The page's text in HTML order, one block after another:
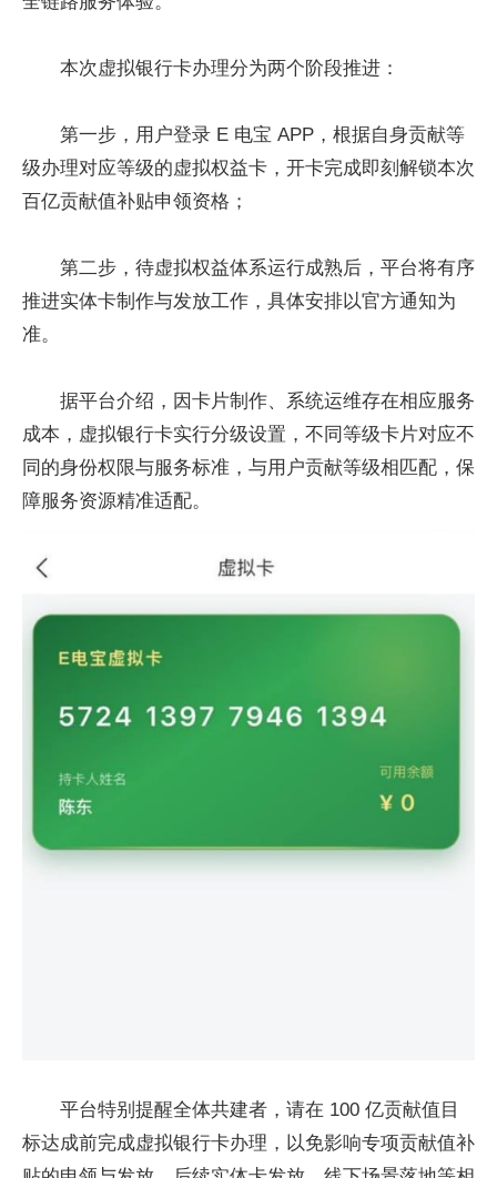
本次虚拟银行卡办理分为两个阶段推进：
第一步，用户登录 E 电宝 APP，根据自身贡献等
级办理对应等级的虚拟权益卡，开卡完成即刻解锁本次
百亿贡献值补贴申领资格；
第二步，待虚拟权益体系运行成熟后，平台将有序
推进实体卡制作与发放工作，具体安排以官方通知为
准。
据平台介绍，因卡片制作、系统运维存在相应服务
成本，虚拟银行卡实行分级设置，不同等级卡片对应不
同的身份权限与服务标准，与用户贡献等级相匹配，保
障服务资源精准适配。
平台特别提醒全体共建者，请在 100 亿贡献值目
标达成前完成虚拟银行卡办理，以免影响专项贡献值补